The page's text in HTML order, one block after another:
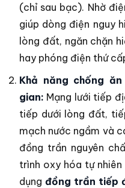
(chỉ sau bạc). Nhờ
giúp dòng điện nguy
lòng đất, ngăn chặn
hay phóng điện thứ
Khả năng chống
gian: Mạng lưới tiếp
tiếp dưới lòng đất,
mạch nước ngầm và
đồng trần nguyên
trình oxy hóa tự
dụng đồng trần tiếp